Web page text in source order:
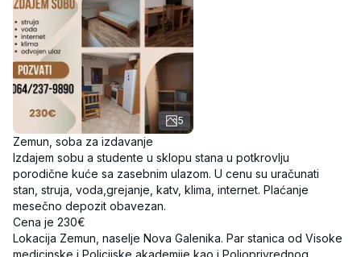
5
Zemun, soba za izdavanje
Izdajem sobu a studente u sklopu stana u potkrovlju
porodične kuće sa zasebnim ulazom. U cenu su uračunati
stan, struja, voda,grejanje, katv, klima, internet. Plaćanje
mesečno depozit obavezan.
Cena je 230€
Lokacija Zemun, naselje Nova Galenika. Par stanica od Visoke
medicinske i Policijske akademije kao i Poljoprivrednog